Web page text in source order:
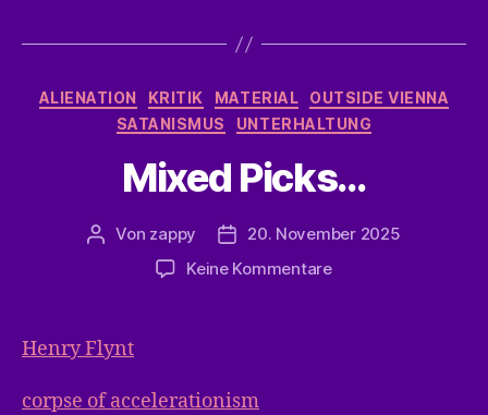
Kategorien
ALIENATION KRITIK MATERIAL
OUTSIDE VIENNA
SATANISMUS
UNTERHALTUNG
Mixed Picks…
Beitragsautor
Von zappy Veröffentlichungsdatum
20. November 2025
Keine Kommentarezu
Henry Flynt
corpse of accelerationism